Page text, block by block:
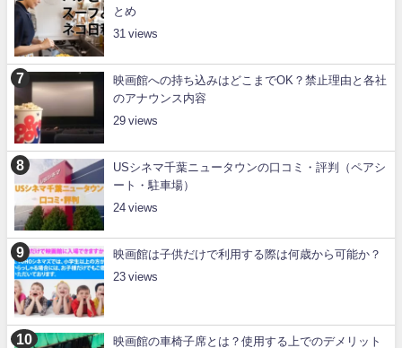
とめ
31
映画館への持ち込みはどこまでOK？禁止理由と各社
のアナウンス内容
29
USシネマ千葉ニュータウンの口コミ・評判（ペアシ
ート・駐車場）
24
映画館は子供だけで利用する際は何歳から可能か？
23
映画館の車椅子席とは？使用する上でのデメリット